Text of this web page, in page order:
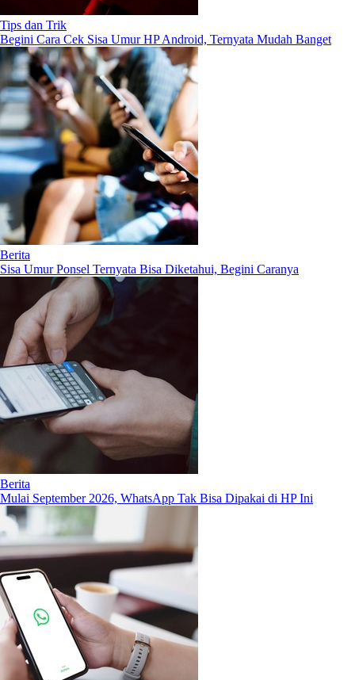
Tips dan Trik
Begini Cara Cek Sisa Umur HP Android, Ternyata Mudah Banget
Berita
Sisa Umur Ponsel Ternyata Bisa Diketahui, Begini Caranya
Berita
Mulai September 2026, WhatsApp Tak Bisa Dipakai di HP Ini